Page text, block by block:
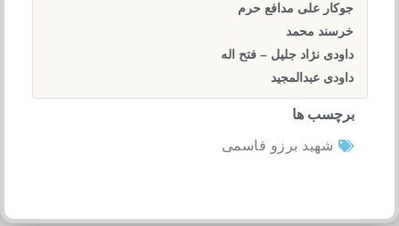
جوکار علی مدافع حرم
خرسند محمد
داودی نژاد جلیل – فتح اله
داودی عبدالمجید
برچسب ها
شهید برزو قاسمی